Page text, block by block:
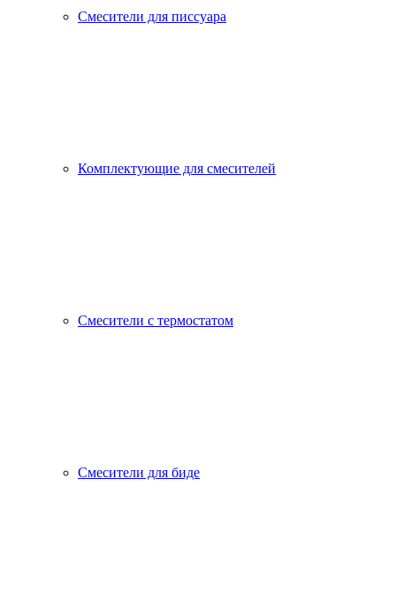
Смесители для писсуара
Комплектующие для смесителей
Смесители с термостатом
Смесители для биде